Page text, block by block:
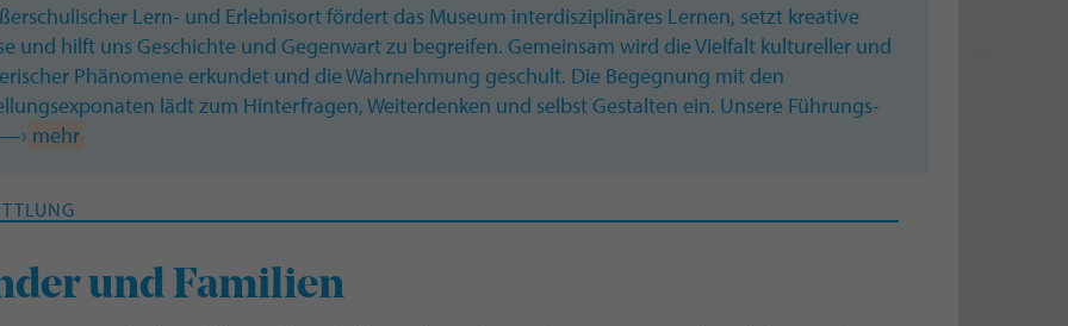
Lern- und Erlebnisort fördert das Museum interdisziplinäres Lernen, setzt kreative
und hilft uns Geschichte und Gegenwart zu begreifen. Gemeinsam wird die Vielfalt kultureller und
Phänomene erkundet und die Wahrnehmung geschult. Die Begegnung mit den
lädt zum Hinterfragen, Weiterdenken und selbst Gestalten ein. Unsere Führungs-
mehr
und Familien